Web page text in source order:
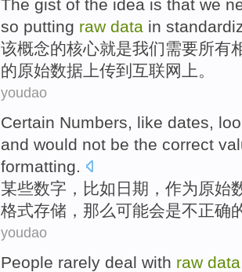
The gist of the idea is that we
so putting raw data in
该概念的核心就是我们需要所有
的原始数据 上传到互联网上。
youdao
Certain Numbers, like dates,
and would not be the correct
formatting.
某些数字 ， 比如 日期 ， 作为 原始
格式存储 ， 那么可能会是不正确
youdao
People rarely deal with raw data